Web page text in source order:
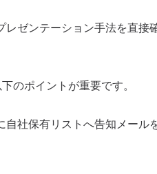
レゼンテーション手法を直接
のポイントが重要です。
自社保有リストへ告知メール